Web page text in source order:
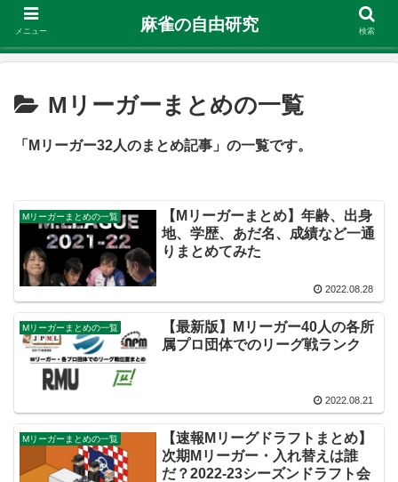
Mリーガーまとめの一覧
「Mリーガー32人のまとめ記事」の一覧です。
Mリーガーまとめの一覧
【Mリーガーまとめ】年齢、出身
地、学歴、あだ名、成績など一通
りまとめてみた
2022.08.28
Mリーガーまとめの一覧
【最新版】Mリーガー40人の各所
属プロ団体でのリーグ戦ランク
2022.08.21
Mリーガーまとめの一覧
【速報Mリーグドラフトまとめ】
次期Mリーガー・入れ替えは誰
だ？2022-23シーズンドラフト会
メニュー 麻雀の自由研究 検索